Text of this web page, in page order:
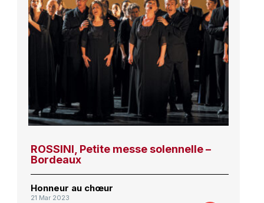
ROSSINI, Petite messe solennelle –
Bordeaux
Honneur au chœur
21 Mar 2023